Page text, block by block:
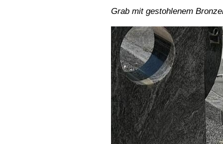
Grab mit gestohlenem